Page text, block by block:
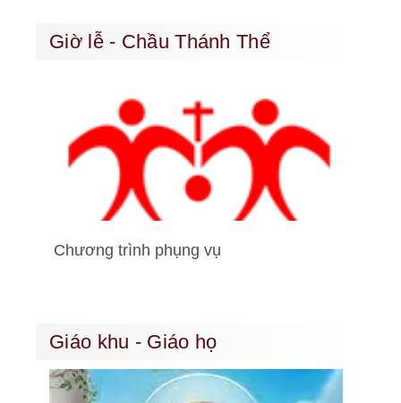
Giờ lễ - Chầu Thánh Thể
Chương trình phụng vụ
Giáo khu - Giáo họ